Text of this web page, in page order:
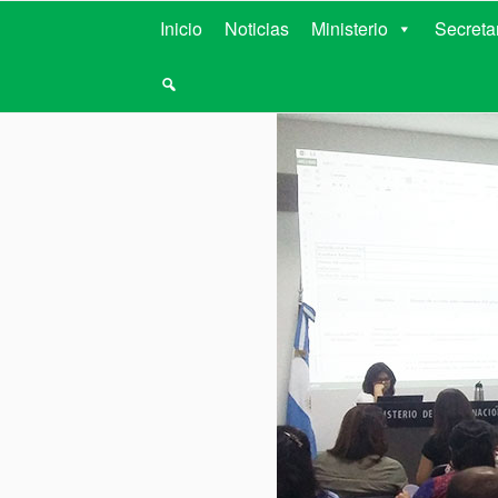
MINISTERIO
Inicio Noticias Ministerio